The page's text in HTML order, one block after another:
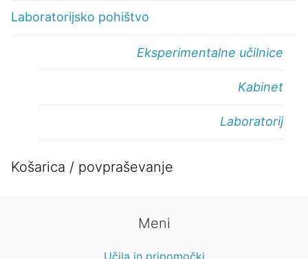
Laboratorijsko pohištvo
Eksperimentalne učilnice
Kabinet
Laboratorij
Košarica / povpraševanje
Meni